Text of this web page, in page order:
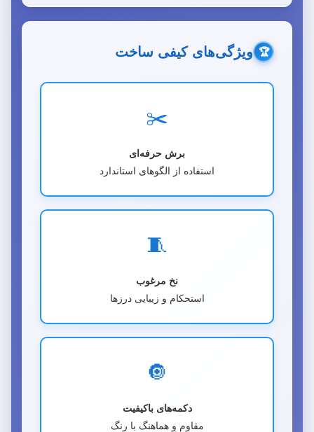
🏆 ویژگی‌های کیفی ساخت
✂️
برش حرفه‌ای
استفاده از الگوهای استاندارد
🧵
نخ مرغوب
استحکام و زیبایی درزها
🔘
دکمه‌های باکیفیت
مقاوم و هماهنگ با رنگ